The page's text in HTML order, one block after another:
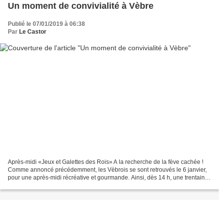
Un moment de convivialité à Vèbre
Publié le 07/01/2019 à 06:38
Par Le Castor
Après-midi «Jeux et Galettes des Rois» A la recherche de la fève cachée !
Comme annoncé précédemment, les Vèbrois se sont retrouvés le 6 janvier,
pour une après-midi récréative et gourmande. Ainsi, dès 14 h, une trentaine